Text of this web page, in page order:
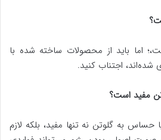
اما باید از محصولات ساخته شده با
اجتناب کنید.
حساس به گلوتن نه تنها مفید، بلکه لازم